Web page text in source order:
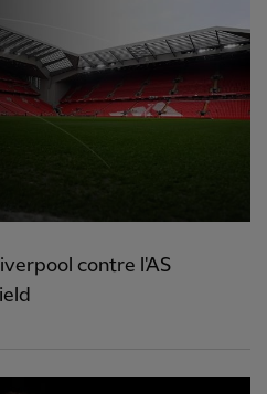
contre l'AS